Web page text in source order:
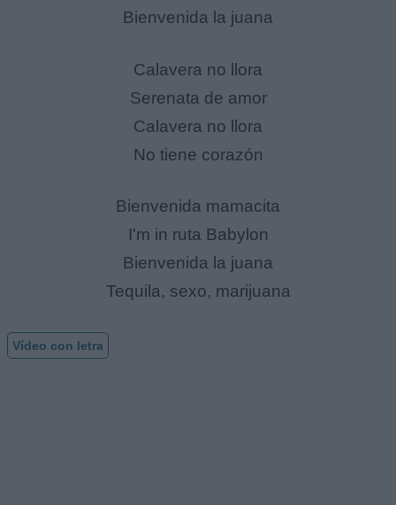
Bienvenida la juana
Calavera no llora
Serenata de amor
Calavera no llora
No tiene corazón
Bienvenida mamacita
I'm in ruta Babylon
Bienvenida la juana
Tequila, sexo, marijuana
Vídeo con letra